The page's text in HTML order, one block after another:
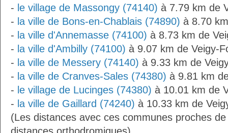
- le village de Massongy (74140) à 7.79 km de
- la ville de Bons-en-Chablais (74890) à 8.70
- la ville d'Annemasse (74100) à 8.73 km de
- la ville d'Ambilly (74100) à 9.07 km de Veigy-
- la ville de Messery (74140) à 9.33 km de
- la ville de Cranves-Sales (74380) à 9.81 km
- le village de Lucinges (74380) à 10.01 km de
- la ville de Gaillard (74240) à 10.33 km de
(Les distances avec ces communes proches